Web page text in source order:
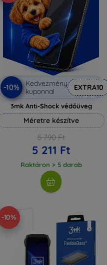
-10%
Kedvezmény
kuponnal
EXTRA10
3mk Anti-Shock védőüveg
Méretre készítve
5 790 Ft
5 211 Ft
Raktáron > 5 darab
-10%